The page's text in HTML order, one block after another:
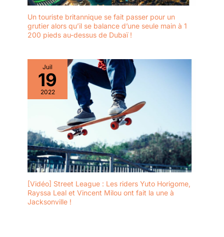
Un touriste britannique se fait passer pour un
grutier alors qu’il se balance d’une seule main à 1
200 pieds au-dessus de Dubaï !
Juil
19
2022
[Vidéo] Street League : Les riders Yuto Horigome,
Rayssa Leal et Vincent Milou ont fait la une à
Jacksonville !